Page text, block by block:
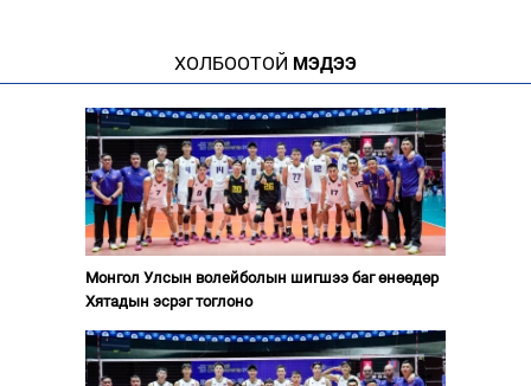
ХОЛБООТОЙ МЭДЭЭ
Монгол Улсын волейболын шигшээ баг өнөөдөр
Хятадын эсрэг тоглоно